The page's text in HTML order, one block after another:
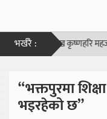
भर्खरै :
नगर प्रमुख कृष्णहरि
“भक्तपुरमा
भइरहेको छ”